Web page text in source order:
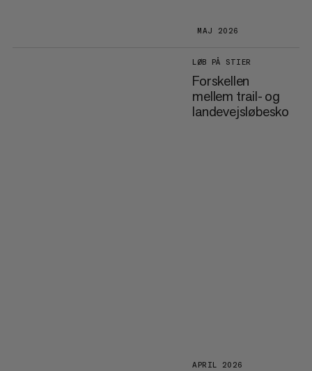
MAJ 2026
LØB PÅ STIER
Forskellen
mellem trail- og
landevejsløbesko
APRIL 2026